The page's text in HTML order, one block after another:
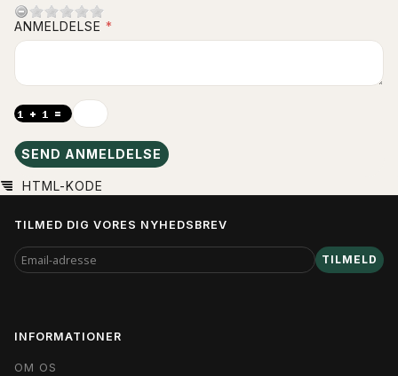
ANMELDELSE
SEND ANMELDELSE
HTML-KODE
TILMED DIG VORES NYHEDSBREV
EMAIL-
ADRESSE
TILMELD
INFORMATIONER
OM OS